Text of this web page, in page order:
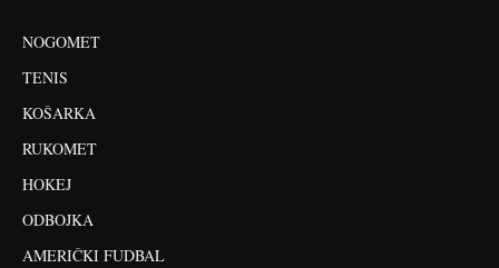
NOGOMET
TENIS
KOŠARKA
RUKOMET
HOKEJ
ODBOJKA
AMERIČKI FUDBAL